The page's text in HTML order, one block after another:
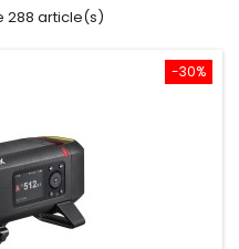
288 article(s)
-30%